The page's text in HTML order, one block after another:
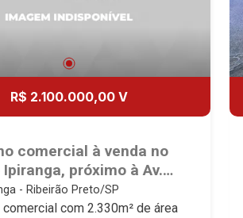
R$ 2.100.000,00 V
comercial à venda no
próximo à Av.
I - Ribeirão
- Ribeirão Preto/SP
comercial com 2.330m² de área